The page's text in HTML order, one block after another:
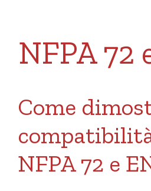
NFPA 72
Come
NFPA 72 e